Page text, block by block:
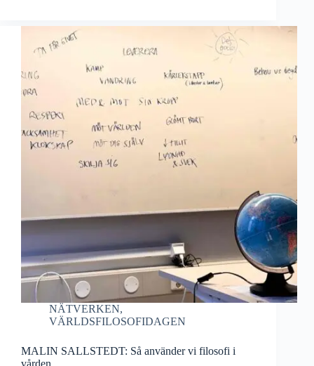
NÄTVERKEN,
VÄRLDSFILOSOFIDAGEN
MALIN SALLSTEDT: Så använder vi filosofi i